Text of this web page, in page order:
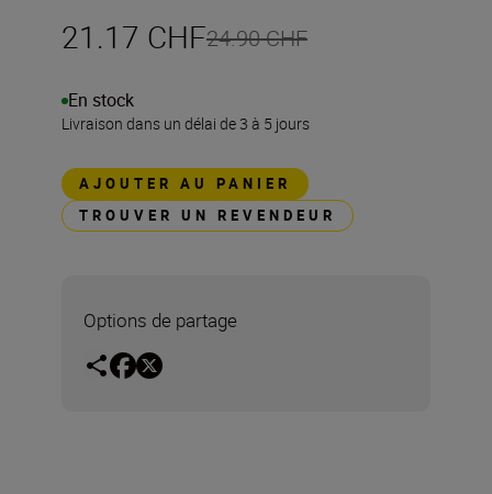
21.17 CHF24.90 CHF
En stock
Livraison dans un délai de 3 à 5 jours
AJOUTER AU PANIER
TROUVER UN REVENDEUR
Options de partage